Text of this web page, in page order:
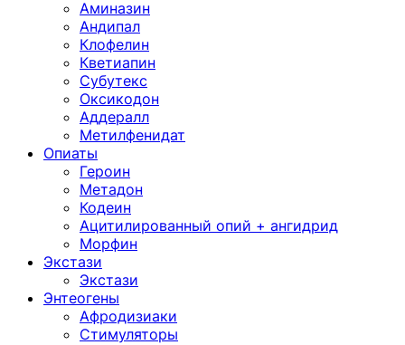
Аминазин
Андипал
Клофелин
Кветиапин
Субутекс
Оксикодон
Аддералл
Метилфенидат
Опиаты
Героин
Метадон
Кодеин
Ацитилированный опий + ангидрид
Морфин
Экстази
Экстази
Энтеогены
Афродизиаки
Стимуляторы